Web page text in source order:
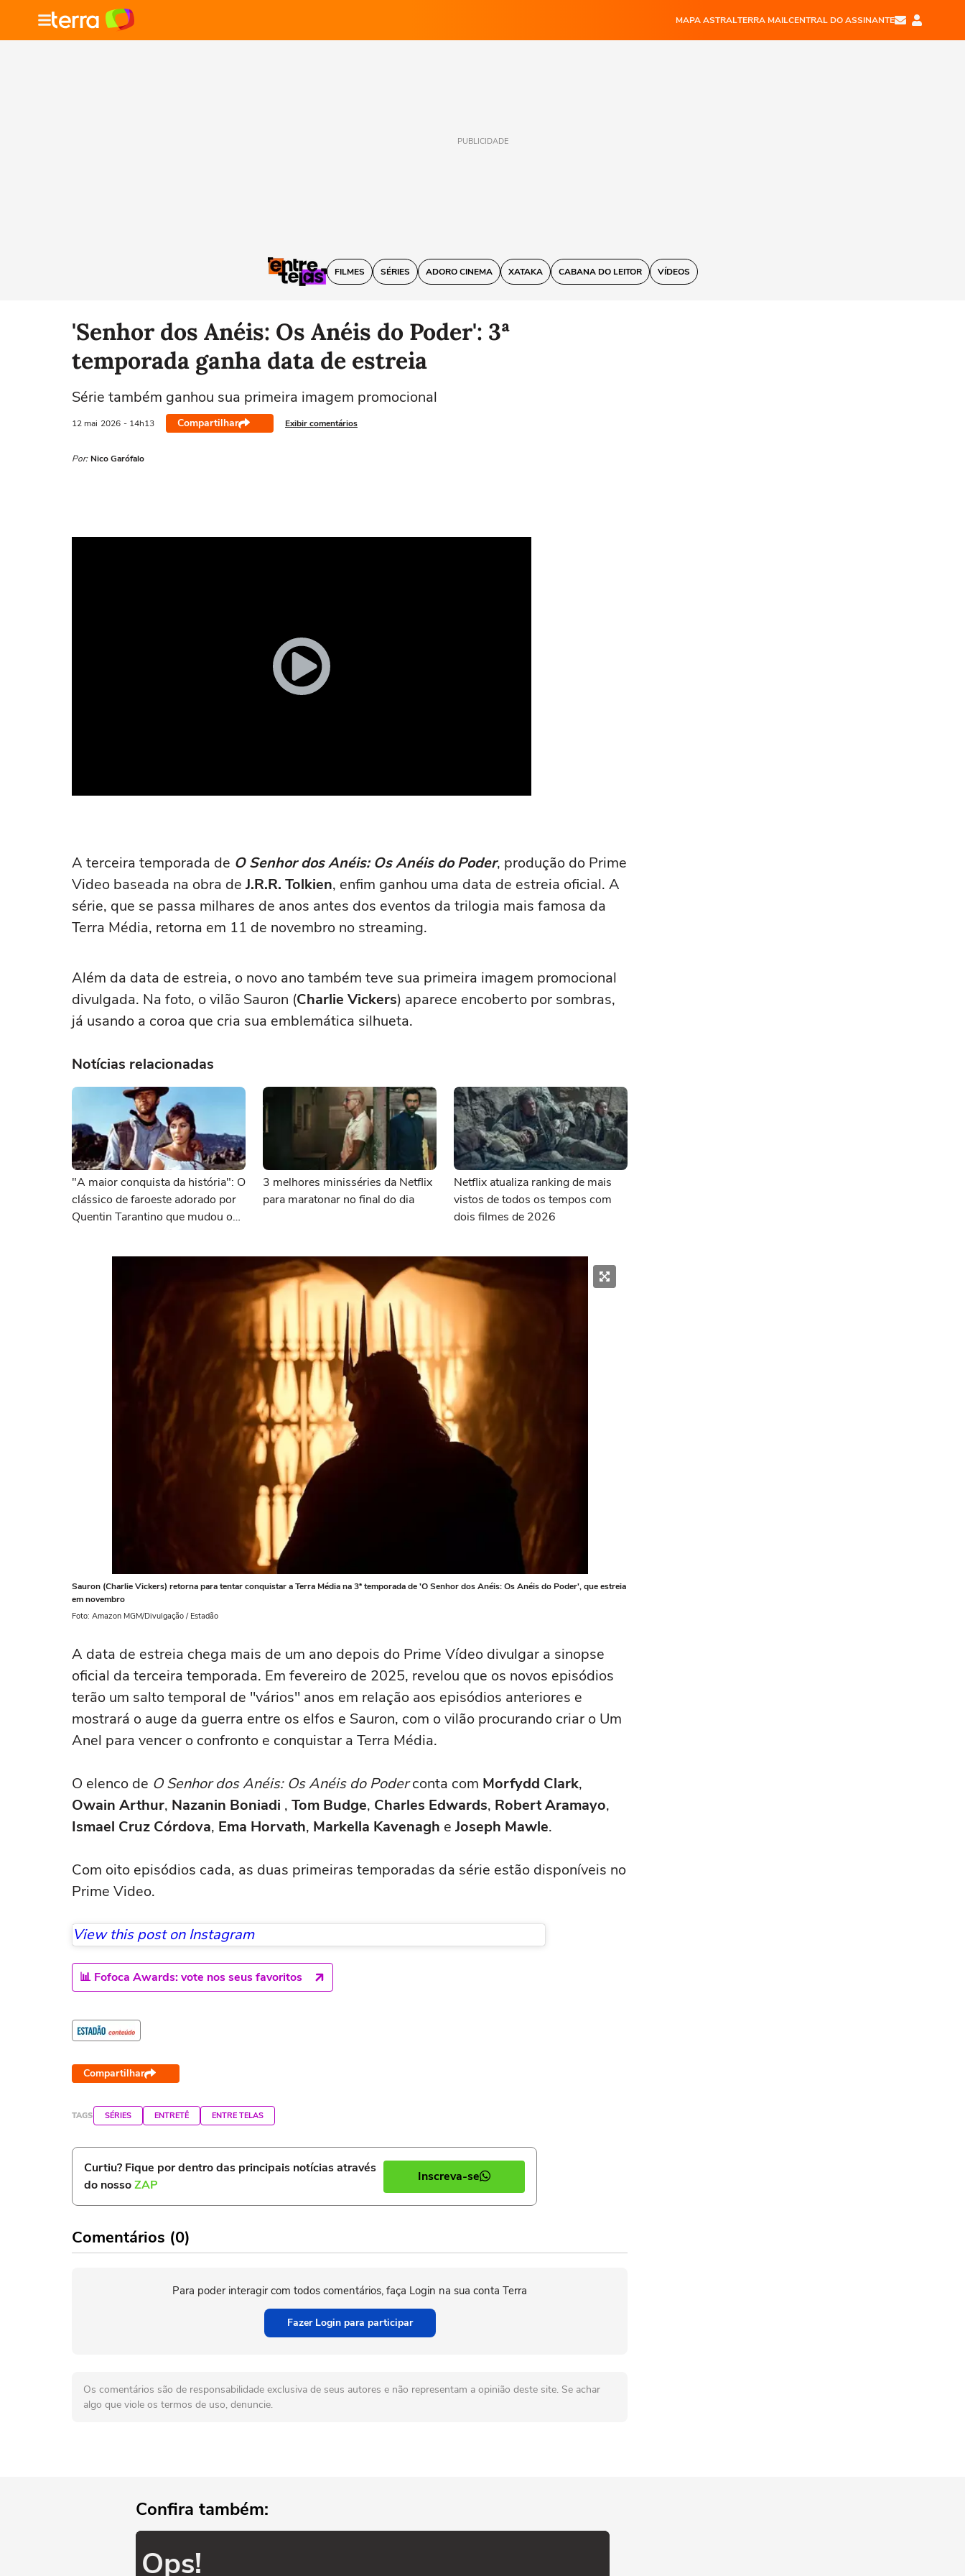
MAPA ASTRALTERRA MAILCENTRAL DO ASSINANTE
PUBLICIDADE
FILMES SÉRIES ADORO CINEMA XATAKA CABANA DO LEITOR VÍDEOS
'Senhor dos Anéis: Os Anéis do Poder': 3ª
temporada ganha data de estreia
Série também ganhou sua primeira imagem promocional
12 mai 2026 - 14h13 Compartilhar Exibir comentários
Por: Nico Garófalo
A terceira temporada de O Senhor dos Anéis: Os Anéis do Poder, produção do Prime
Video baseada na obra de J.R.R. Tolkien, enfim ganhou uma data de estreia oficial. A
série, que se passa milhares de anos antes dos eventos da trilogia mais famosa da
Terra Média, retorna em 11 de novembro no streaming.
Além da data de estreia, o novo ano também teve sua primeira imagem promocional
divulgada. Na foto, o vilão Sauron (Charlie Vickers) aparece encoberto por sombras,
já usando a coroa que cria sua emblemática silhueta.
Notícias relacionadas
"A maior conquista da história": O
clássico de faroeste adorado por
Quentin Tarantino que mudou o
3 melhores minisséries da Netflix
para maratonar no final do dia
Netflix atualiza ranking de mais
vistos de todos os tempos com
dois filmes de 2026
Sauron (Charlie Vickers) retorna para tentar conquistar a Terra Média na 3ª temporada de 'O Senhor dos Anéis: Os Anéis do Poder', que estreia
em novembro
Foto: Amazon MGM/Divulgação / Estadão
A data de estreia chega mais de um ano depois do Prime Vídeo divulgar a sinopse
oficial da terceira temporada. Em fevereiro de 2025, revelou que os novos episódios
terão um salto temporal de "vários" anos em relação aos episódios anteriores e
mostrará o auge da guerra entre os elfos e Sauron, com o vilão procurando criar o Um
Anel para vencer o confronto e conquistar a Terra Média.
O elenco de O Senhor dos Anéis: Os Anéis do Poderconta com Morfydd Clark,
Owain Arthur, Nazanin Boniadi , Tom Budge, Charles Edwards, Robert Aramayo,
Ismael Cruz Córdova, Ema Horvath, Markella Kavenagh e Joseph Mawle.
Com oito episódios cada, as duas primeiras temporadas da série estão disponíveis no
Prime Video.
View this post on Instagram
📊 Fofoca Awards: vote nos seus favoritos
Compartilhar
TAGS SÉRIES ENTRETÊ ENTRE TELAS
Curtiu? Fique por dentro das principais notícias através
do nossoZAP
Inscreva-se
Comentários (0)
Para poder interagir com todos comentários, faça Login na sua conta Terra
Fazer Login para participar
Os comentários são de responsabilidade exclusiva de seus autores e não representam a opinião deste site. Se achar
algo que viole os termos de uso, denuncie.
Confira também:
Ops!